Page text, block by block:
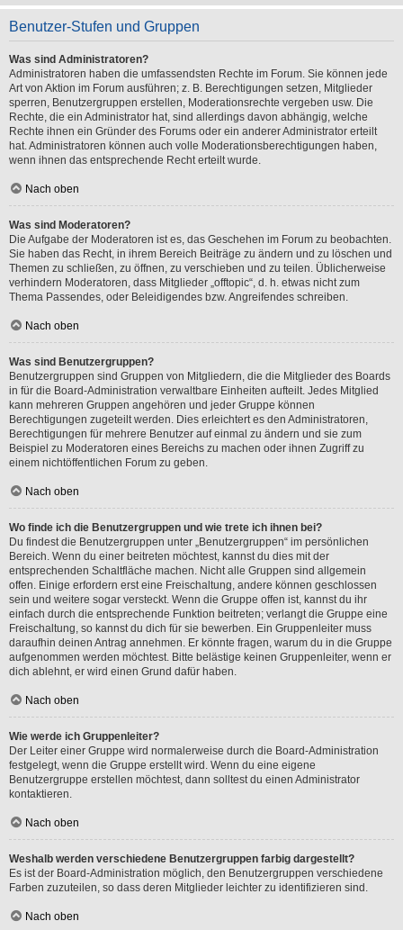
Benutzer-Stufen und Gruppen
Was sind Administratoren?
Administratoren haben die umfassendsten Rechte im Forum. Sie können jede
Art von Aktion im Forum ausführen; z. B. Berechtigungen setzen, Mitglieder
sperren, Benutzergruppen erstellen, Moderationsrechte vergeben usw. Die
Rechte, die ein Administrator hat, sind allerdings davon abhängig, welche
Rechte ihnen ein Gründer des Forums oder ein anderer Administrator erteilt
hat. Administratoren können auch volle Moderationsberechtigungen haben,
wenn ihnen das entsprechende Recht erteilt wurde.
Nach oben
Was sind Moderatoren?
Die Aufgabe der Moderatoren ist es, das Geschehen im Forum zu beobachten.
Sie haben das Recht, in ihrem Bereich Beiträge zu ändern und zu löschen und
Themen zu schließen, zu öffnen, zu verschieben und zu teilen. Üblicherweise
verhindern Moderatoren, dass Mitglieder „offtopic“, d. h. etwas nicht zum
Thema Passendes, oder Beleidigendes bzw. Angreifendes schreiben.
Nach oben
Was sind Benutzergruppen?
Benutzergruppen sind Gruppen von Mitgliedern, die die Mitglieder des Boards
in für die Board-Administration verwaltbare Einheiten aufteilt. Jedes Mitglied
kann mehreren Gruppen angehören und jeder Gruppe können
Berechtigungen zugeteilt werden. Dies erleichtert es den Administratoren,
Berechtigungen für mehrere Benutzer auf einmal zu ändern und sie zum
Beispiel zu Moderatoren eines Bereichs zu machen oder ihnen Zugriff zu
einem nichtöffentlichen Forum zu geben.
Nach oben
Wo finde ich die Benutzergruppen und wie trete ich ihnen bei?
Du findest die Benutzergruppen unter „Benutzergruppen“ im persönlichen
Bereich. Wenn du einer beitreten möchtest, kannst du dies mit der
entsprechenden Schaltfläche machen. Nicht alle Gruppen sind allgemein
offen. Einige erfordern erst eine Freischaltung, andere können geschlossen
sein und weitere sogar versteckt. Wenn die Gruppe offen ist, kannst du ihr
einfach durch die entsprechende Funktion beitreten; verlangt die Gruppe eine
Freischaltung, so kannst du dich für sie bewerben. Ein Gruppenleiter muss
daraufhin deinen Antrag annehmen. Er könnte fragen, warum du in die Gruppe
aufgenommen werden möchtest. Bitte belästige keinen Gruppenleiter, wenn er
dich ablehnt, er wird einen Grund dafür haben.
Nach oben
Wie werde ich Gruppenleiter?
Der Leiter einer Gruppe wird normalerweise durch die Board-Administration
festgelegt, wenn die Gruppe erstellt wird. Wenn du eine eigene
Benutzergruppe erstellen möchtest, dann solltest du einen Administrator
kontaktieren.
Nach oben
Weshalb werden verschiedene Benutzergruppen farbig dargestellt?
Es ist der Board-Administration möglich, den Benutzergruppen verschiedene
Farben zuzuteilen, so dass deren Mitglieder leichter zu identifizieren sind.
Nach oben